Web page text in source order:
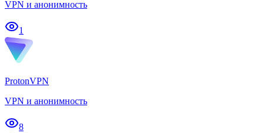
VPN и анонимность
1
ProtonVPN
VPN и анонимность
8